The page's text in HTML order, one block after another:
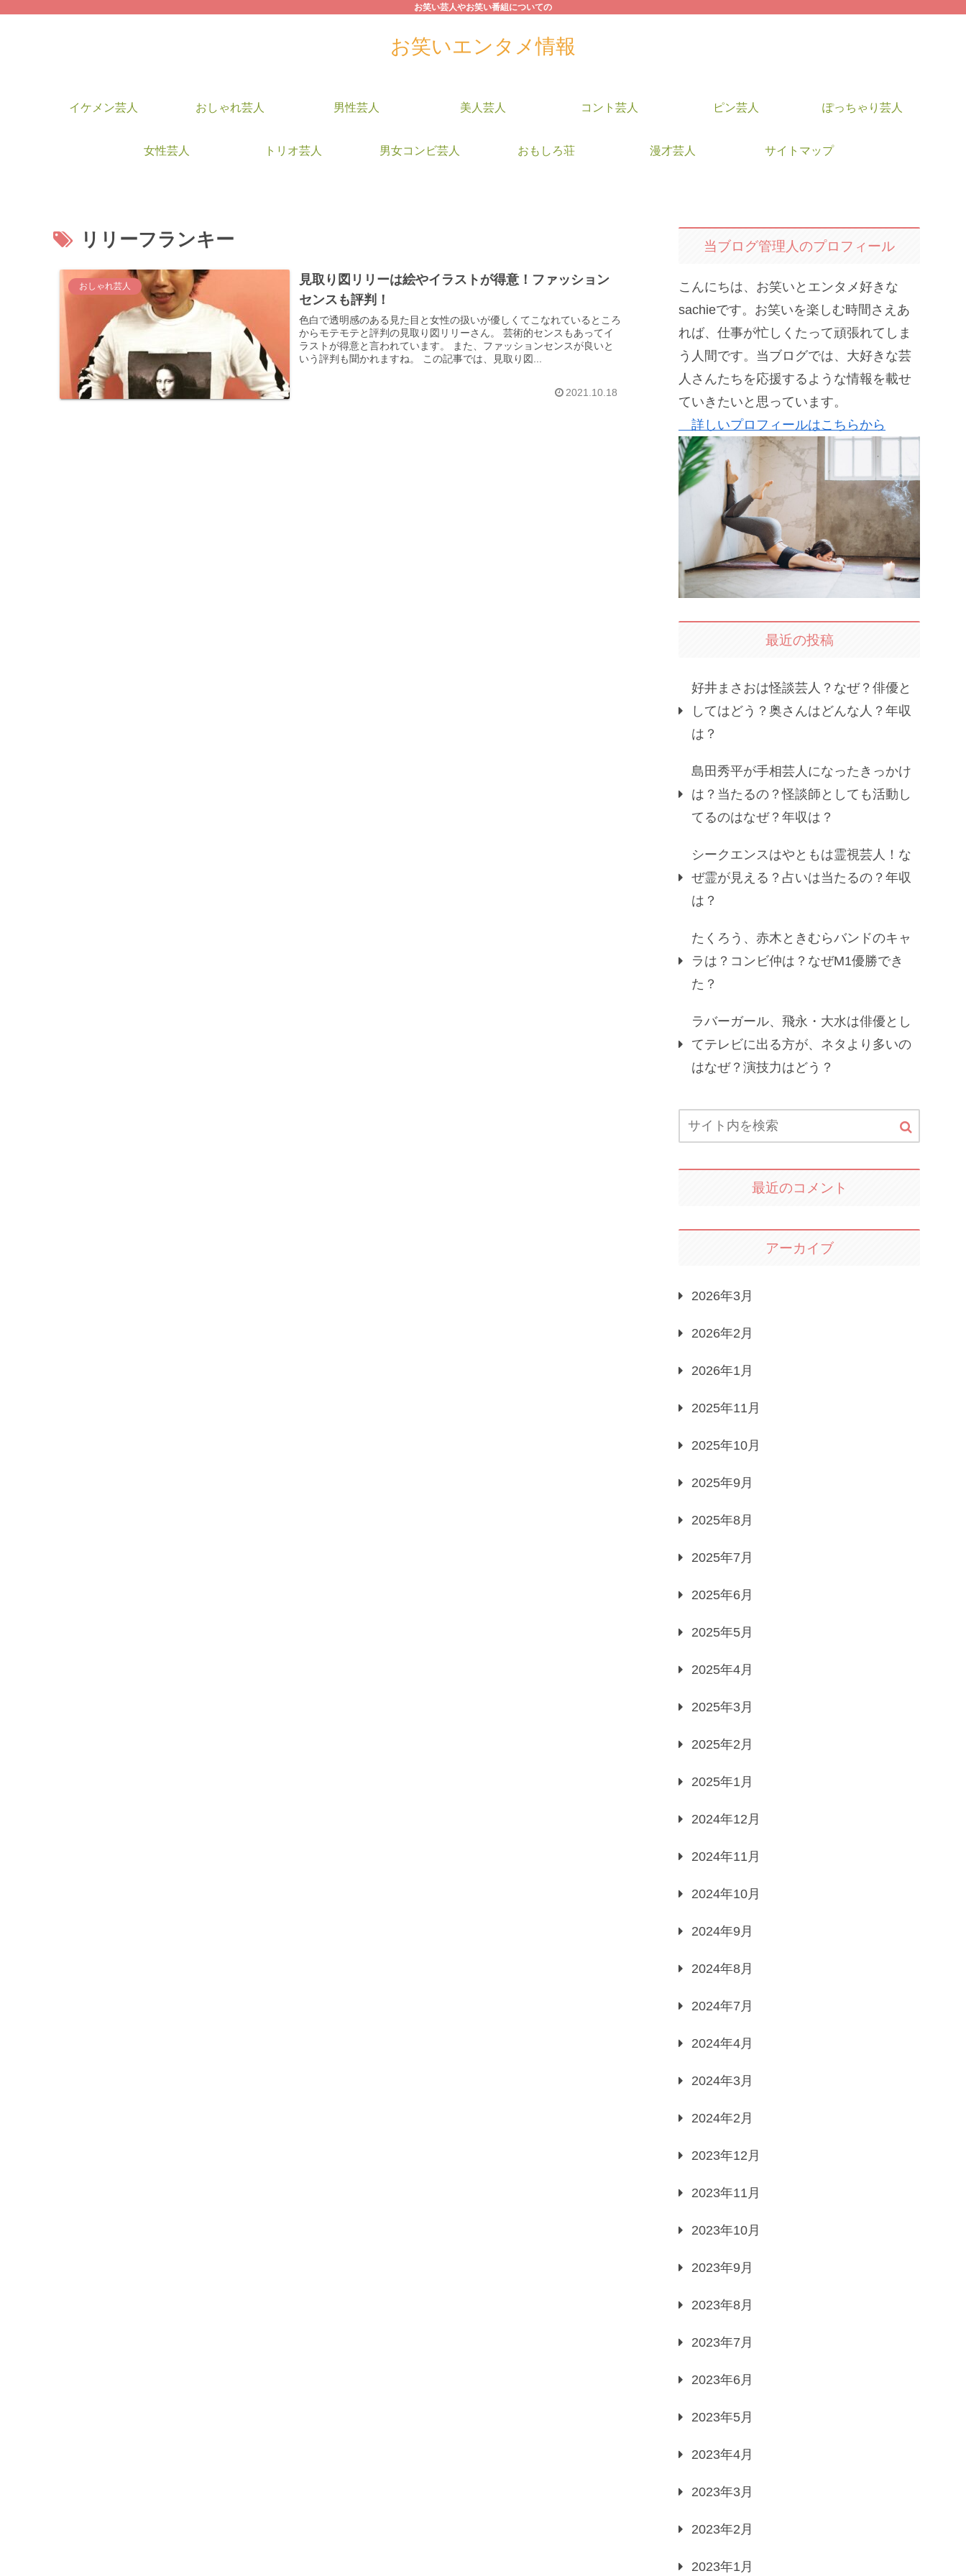
お笑い芸人やお笑い番組についての
お笑いエンタメ情報
イケメン芸人 おしゃれ芸人 男性芸人 美人芸人 コント芸人 ピン芸人 ぽっちゃり芸人
女性芸人 トリオ芸人 男女コンビ芸人 おもしろ荘 漫才芸人 サイトマップ
リリーフランキー
おしゃれ芸人
見取り図リリーは絵やイラストが得意！ファッション
センスも評判！
色白で透明感のある見た目と女性の扱いが優しくてこなれているところ
からモテモテと評判の見取り図リリーさん。 芸術的センスもあってイ
ラストが得意と言われています。 また、ファッションセンスが良いと
いう評判も聞かれますね。 この記事では、見取り図...
2021.10.18
当ブログ管理人のプロフィール
こんにちは、お笑いとエンタメ好きな
sachieです。お笑いを楽しむ時間さえあ
れば、仕事が忙しくたって頑張れてしま
う人間です。当ブログでは、大好きな芸
人さんたちを応援するような情報を載せ
ていきたいと思っています。
詳しいプロフィールはこちらから
最近の投稿
好井まさおは怪談芸人？なぜ？俳優と
してはどう？奥さんはどんな人？年収
は？
島田秀平が手相芸人になったきっかけ
は？当たるの？怪談師としても活動し
てるのはなぜ？年収は？
シークエンスはやともは霊視芸人！な
ぜ霊が見える？占いは当たるの？年収
は？
たくろう、赤木ときむらバンドのキャ
ラは？コンビ仲は？なぜM1優勝でき
た？
ラバーガール、飛永・大水は俳優とし
てテレビに出る方が、ネタより多いの
はなぜ？演技力はどう？
最近のコメント
アーカイブ
2026年3月
2026年2月
2026年1月
2025年11月
2025年10月
2025年9月
2025年8月
2025年7月
2025年6月
2025年5月
2025年4月
2025年3月
2025年2月
2025年1月
2024年12月
2024年11月
2024年10月
2024年9月
2024年8月
2024年7月
2024年4月
2024年3月
2024年2月
2023年12月
2023年11月
2023年10月
2023年9月
2023年8月
2023年7月
2023年6月
2023年5月
2023年4月
2023年3月
2023年2月
2023年1月